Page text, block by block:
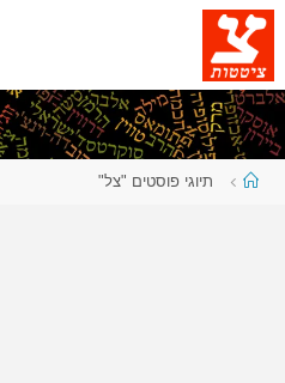
דלגו
לתוכן
עמודתיוגי פוסטים "צל"